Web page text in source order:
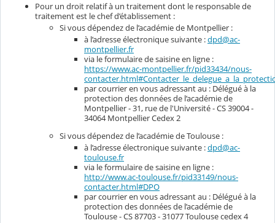
Pour un droit relatif à un traitement dont le responsable de
traitement est le chef d’établissement :
Si vous dépendez de l’académie de Montpellier :
à l’adresse électronique suivante :dpd@ac-
montpellier.fr
via le formulaire de saisine en ligne :
https://www.ac-montpellier.fr/pid33434/nous-
par courrier en vous adressant au : Délégué à la
protection des données de l’académie de
Montpellier - 31, rue de l'Université - CS 39004 -
34064 Montpellier Cedex 2
Si vous dépendez de l’académie de Toulouse :
à l’adresse électronique suivante :dpd@ac-
toulouse.fr
via le formulaire de saisine en ligne :
http://www.ac-toulouse.fr/pid33149/nous-
contacter.html#DPO
par courrier en vous adressant au : Délégué à la
protection des données de l’académie de
Toulouse - CS 87703 - 31077 Toulouse cedex 4